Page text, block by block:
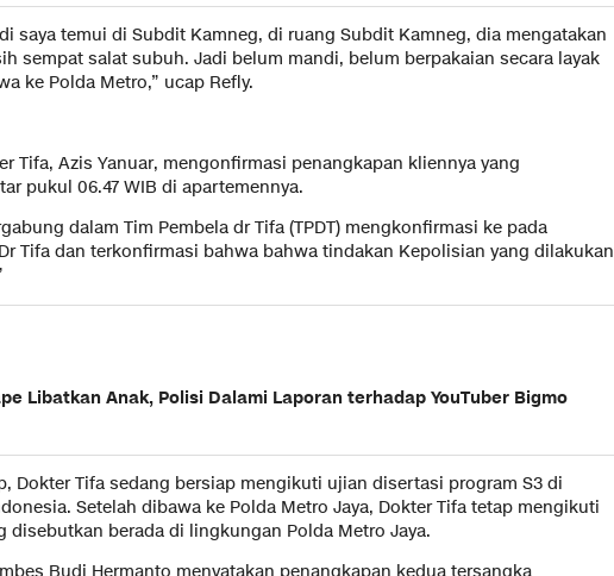
saya temui di Subdit Kamneg, di ruang Subdit Kamneg, dia mengatakan
sempat salat subuh. Jadi belum mandi, belum berpakaian secara layak
ke Polda Metro,” ucap Refly.
Tifa, Azis Yanuar, mengonfirmasi penangkapan kliennya yang
pukul 06.47 WIB di apartemennya.
dalam Tim Pembela dr Tifa (TPDT) mengkonfirmasi ke pada
Tifa dan terkonfirmasi bahwa bahwa tindakan Kepolisian yang dilakukan
Libatkan Anak, Polisi Dalami Laporan terhadap YouTuber Bigmo
Dokter Tifa sedang bersiap mengikuti ujian disertasi program S3 di
Setelah dibawa ke Polda Metro Jaya, Dokter Tifa tetap mengikuti
disebutkan berada di lingkungan Polda Metro Jaya.